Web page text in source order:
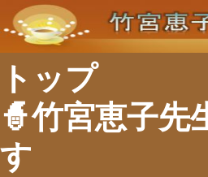
トップ
🧙竹宮恵子先
す